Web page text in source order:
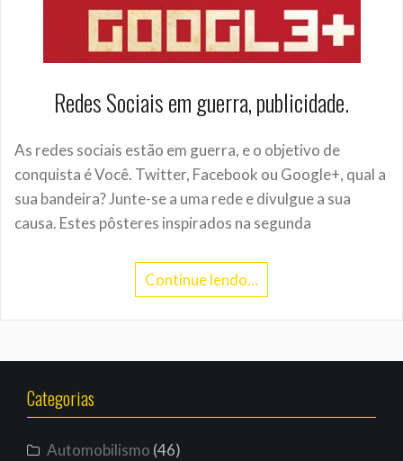
Redes Sociais em guerra, publicidade.
As redes sociais estão em guerra, e o objetivo de
conquista é Você. Twitter, Facebook ou Google+, qual a
sua bandeira? Junte-se a uma rede e divulgue a sua
causa. Estes pôsteres inspirados na segunda
Continue lendo…
Categorias
Automobilismo (46)